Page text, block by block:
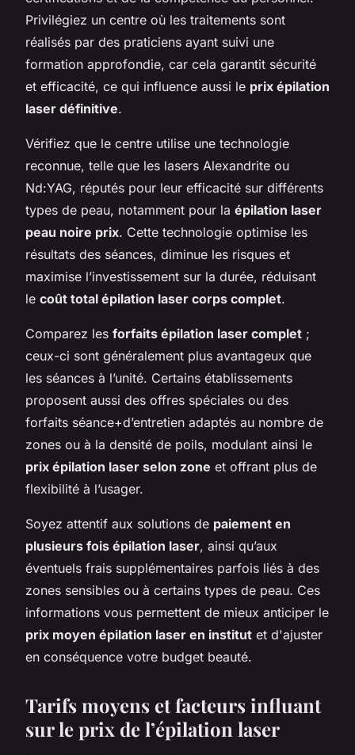
Privilégiez un centre où les traitements sont
réalisés par des praticiens ayant suivi une
formation approfondie, car cela garantit sécurité
et efficacité, ce qui influence aussi le prix épilation
laser définitive.
Vérifiez que le centre utilise une technologie
reconnue, telle que les lasers Alexandrite ou
Nd:YAG, réputés pour leur efficacité sur différents
types de peau, notamment pour la épilation laser
peau noire prix. Cette technologie optimise les
résultats des séances, diminue les risques et
maximise l’investissement sur la durée, réduisant
le coût total épilation laser corps complet.
Comparez les forfaits épilation laser complet ;
ceux-ci sont généralement plus avantageux que
les séances à l’unité. Certains établissements
proposent aussi des offres spéciales ou des
forfaits séance+d’entretien adaptés au nombre de
zones ou à la densité de poils, modulant ainsi le
prix épilation laser selon zone et offrant plus de
flexibilité à l’usager.
Soyez attentif aux solutions de paiement en
plusieurs fois épilation laser, ainsi qu’aux
éventuels frais supplémentaires parfois liés à des
zones sensibles ou à certains types de peau. Ces
informations vous permettent de mieux anticiper le
prix moyen épilation laser en institut et d'ajuster
en conséquence votre budget beauté.
Tarifs moyens et facteurs influant
sur le prix de l’épilation laser